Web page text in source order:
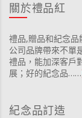
關於禮品紅
禮品,贈品和紀念
公司品牌帶來不單
禮品，能加深客戶
展；好的紀念品……
紀念品訂造